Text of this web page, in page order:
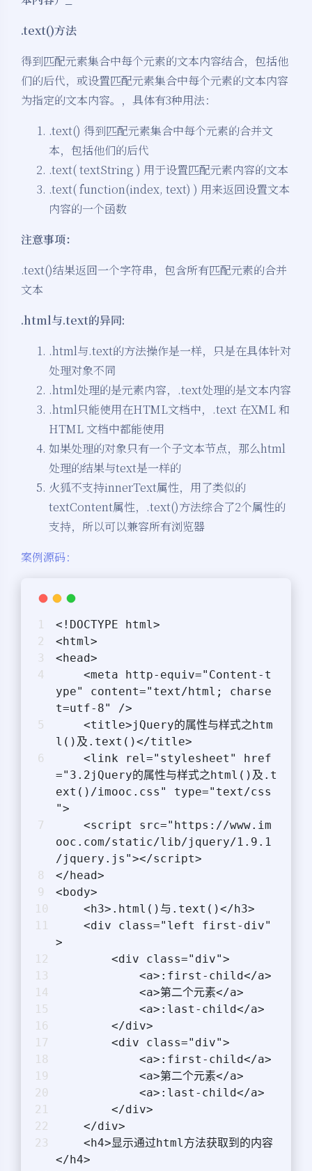
.text()方法
得到匹配元素集合中每个元素的文本内容结合，包括他
们的后代，或设置匹配元素集合中每个元素的文本内容
为指定的文本内容。，具体有3种用法：
.text() 得到匹配元素集合中每个元素的合并文
本，包括他们的后代
.text( textString ) 用于设置匹配元素内容的文本
.text( function(index, text) ) 用来返回设置文本
内容的一个函数
注意事项：
.text()结果返回一个字符串，包含所有匹配元素的合并
文本
.html与.text的异同:
.html与.text的方法操作是一样，只是在具体针对
处理对象不同
.html处理的是元素内容，.text处理的是文本内容
.html只能使用在HTML文档中，.text 在XML 和
HTML 文档中都能使用
如果处理的对象只有一个子文本节点，那么html
处理的结果与text是一样的
火狐不支持innerText属性，用了类似的
textContent属性，.text()方法综合了2个属性的
支持，所以可以兼容所有浏览器
案例源码：
<!DOCTYPE html>
<html>
<head>
ype" content="text/html; charse
t=utf-8" />
l()及.text()</title>
="3.2jQuery的属性与样式之html()及.t
ext()/imooc.css" type="text/css
">
ooc.com/static/lib/jquery/1.9.1
/jquery.js"></script>
</head>
<body>
    <h3>.html()与.text()</h3>
>
        <div class="div">
            <a>:first-child</a>
            <a>第二个元素</a>
            <a>:last-child</a>
        </div>
        <div class="div">
            <a>:first-child</a>
            <a>第二个元素</a>
            <a>:last-child</a>
        </div>
    </div>
</h4>